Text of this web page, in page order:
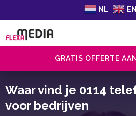
NL EN
GRATIS OFFERTE
Waar vind je 0114
voor bedrijven